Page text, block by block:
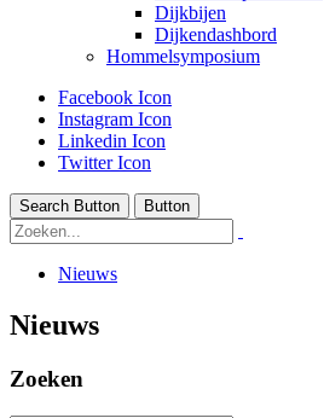
Dijkbijen
Dijkendashbord
Hommelsymposium
Facebook Icon
Instagram Icon
Linkedin Icon
Twitter Icon
Search Button Button
Nieuws
Nieuws
Zoeken